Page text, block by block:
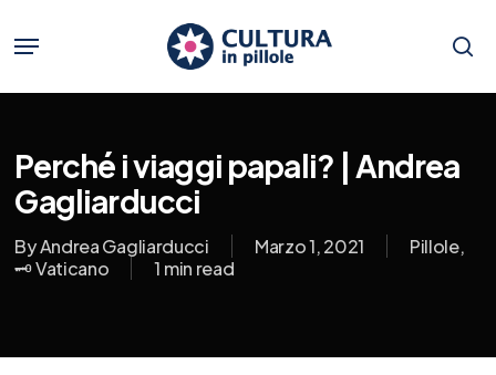
main
content
Menu
Perché i viaggi papali? | Andrea
Gagliarducci
ByAndrea Gagliarducci Marzo 1, 2021 Pillole,
🗝️ Vaticano
1 min read